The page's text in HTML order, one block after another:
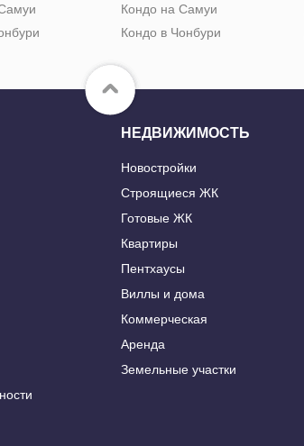
Кондо на Самуи
Кондо в Чонбури
НЕДВИЖИМОСТЬ
Новостройки
Строящиеся ЖК
Готовые ЖК
Квартиры
Пентхаусы
Виллы и дома
Коммерческая
Аренда
Земельные участки